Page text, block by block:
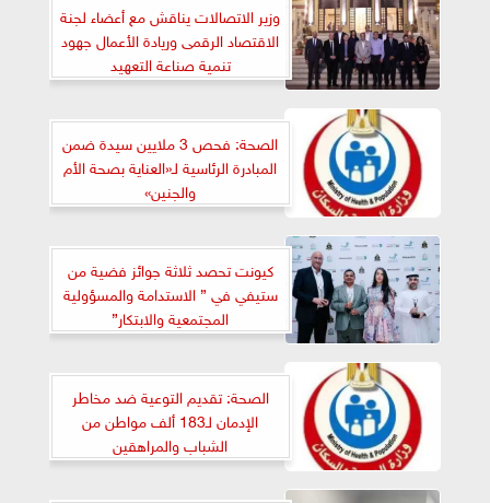
وزير الاتصالات يناقش مع أعضاء لجنة
الاقتصاد الرقمى وريادة الأعمال جهود
تنمية صناعة التعهيد
الصحة: فحص 3 ملايين سيدة ضمن
المبادرة الرئاسية لـ«العناية بصحة الأم
والجنين»
كيونت تحصد ثلاثة جوائز فضية من
ستيفي في ” الاستدامة والمسؤولية
المجتمعية والابتكار”
الصحة: تقديم التوعية ضد مخاطر
الإدمان لـ183 ألف مواطن من
الشباب والمراهقين